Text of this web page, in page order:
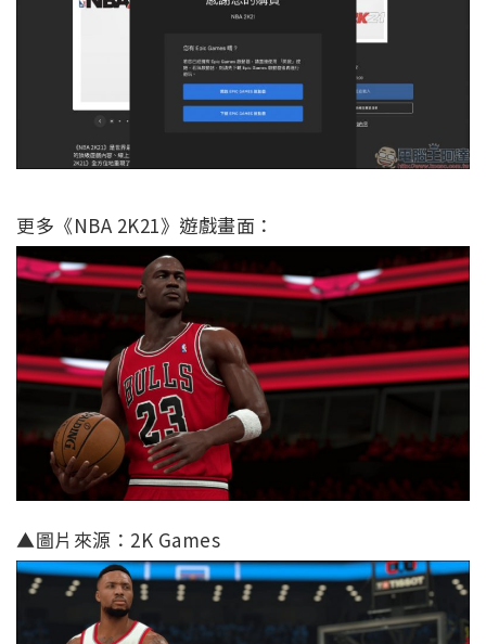
更多《NBA 2K21》遊戲畫面：
▲圖片來源：2K Games